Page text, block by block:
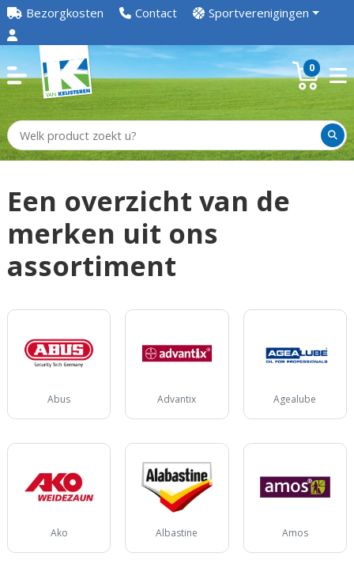
Bezorgkosten Contact Sportverenigingen
0
Een overzicht van de
merken uit ons
assortiment
Abus Advantix Agealube
Ako Albastine Amos